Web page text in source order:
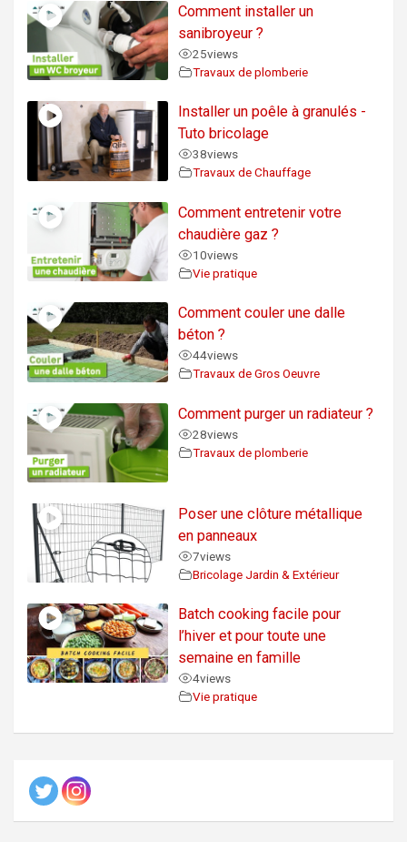
Comment installer un
sanibroyeur ?
25views
Travaux de plomberie
Installer un poêle à granulés -
Tuto bricolage
38views
Travaux de Chauffage
Comment entretenir votre
chaudière gaz ?
10views
Vie pratique
Comment couler une dalle
béton ?
44views
Travaux de Gros Oeuvre
Comment purger un radiateur ?
28views
Travaux de plomberie
Poser une clôture métallique
en panneaux
7views
Bricolage Jardin & Extérieur
Batch cooking facile pour
l’hiver et pour toute une
semaine en famille
4views
Vie pratique